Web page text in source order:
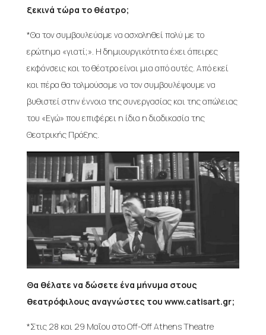
ξεκινά τώρα το θέατρο;
*Θα τον συμβουλεύαμε να ασχοληθεί πολύ με το
ερώτημα «γιατί;». Η δημιουργικότητα έχει άπειρες
εκφάνσεις και το θέατρο είναι μια από αυτές. Από εκεί
και πέρα θα τολμούσαμε να τον συμβουλέψουμε να
βυθιστεί στην έννοια της συνεργασίας και της απώλειας
του «Εγώ» που επιφέρει η ίδια η διαδικασία της
Θεατρικής Πράξης.
Θα θέλατε να δώσετε ένα μήνυμα στους
θεατρόφιλους αναγνώστες του www.catisart.gr;
*Στις 28 και 29 Μαΐου στο Off-Off Athens Theatre